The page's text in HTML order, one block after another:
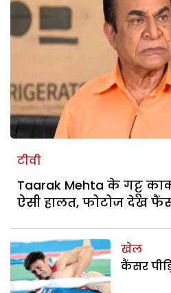
टीवी
Taarak Mehta के गट्टू
ऐसी हालत, फोटोज देख
खेल
कैंसर